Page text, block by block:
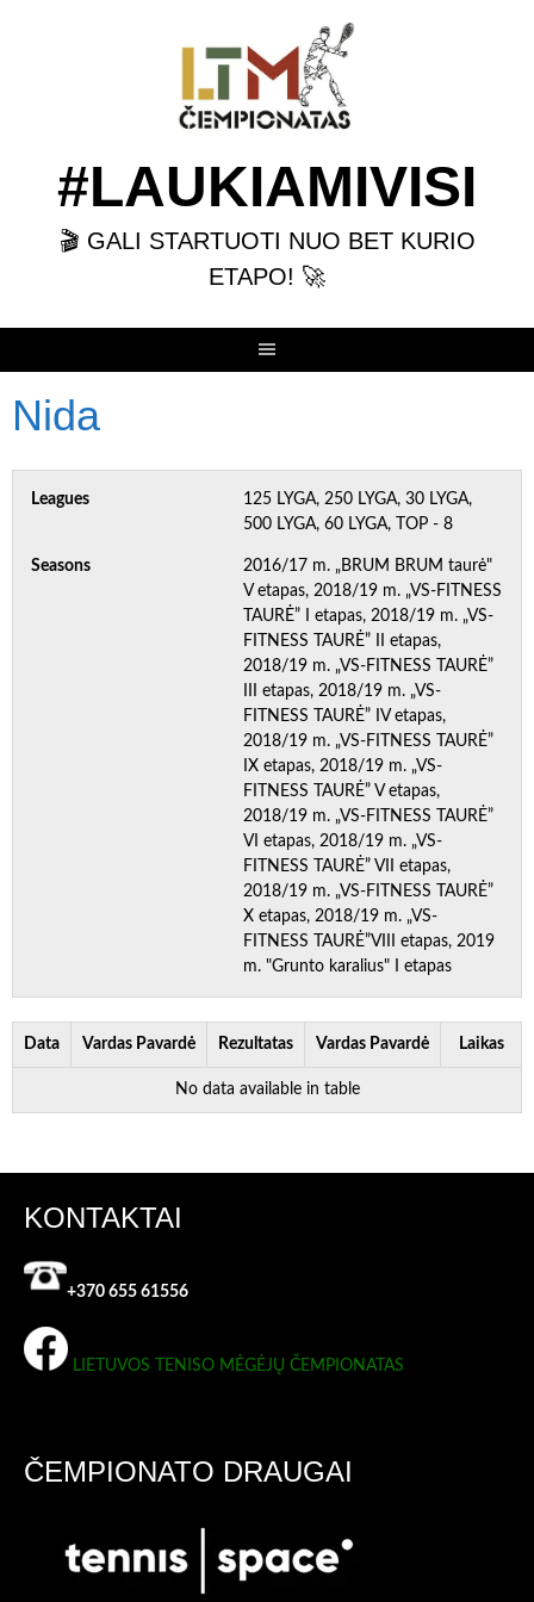
#LAUKIAMIVISI
🎬 GALI STARTUOTI NUO BET KURIO
ETAPO! 🚀
Nida
Leagues
125 LYGA, 250 LYGA, 30 LYGA,
500 LYGA, 60 LYGA, TOP - 8
Seasons
2016/17 m. „BRUM BRUM taurė"
V etapas, 2018/19 m. „VS-FITNESS
TAURĖ” I etapas, 2018/19 m. „VS-
FITNESS TAURĖ” II etapas,
2018/19 m. „VS-FITNESS TAURĖ”
III etapas, 2018/19 m. „VS-
FITNESS TAURĖ” IV etapas,
2018/19 m. „VS-FITNESS TAURĖ”
IX etapas, 2018/19 m. „VS-
FITNESS TAURĖ” V etapas,
2018/19 m. „VS-FITNESS TAURĖ”
VI etapas, 2018/19 m. „VS-
FITNESS TAURĖ” VII etapas,
2018/19 m. „VS-FITNESS TAURĖ”
X etapas, 2018/19 m. „VS-
FITNESS TAURĖ”VIII etapas, 2019
m. "Grunto karalius" I etapas
Data Vardas Pavardė Rezultatas Vardas Pavardė Laikas
No data available in table
KONTAKTAI
+370 655 61556
LIETUVOS TENISO MĖGĖJŲ ČEMPIONATAS
ČEMPIONATO DRAUGAI